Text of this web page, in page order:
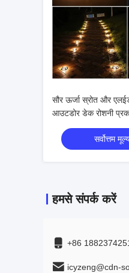
सौर ऊर्जा स्रोत और
आउटडोर डेक रोशनी
सर्वोत्तम
हमसे संपर्क करें
+86
icyzeng@cdn-